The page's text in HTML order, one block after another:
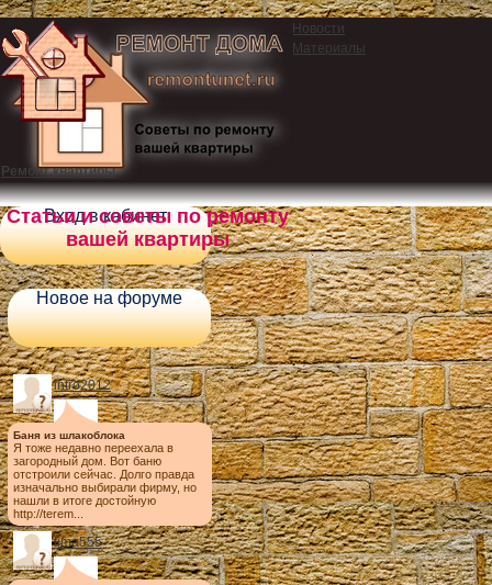
Ремонт квартиры
Статьи и советы по ремонту
вашей квартиры
Новости
Материалы
Вход в кабинет
Новое на форуме
intro2012
Баня из шлакоблока
Я тоже недавно переехала в
загородный дом. Вот баню
отстроили сейчас. Долго правда
изначально выбирали фирму, но
нашли в итоге достойную
http://terem...
tima555